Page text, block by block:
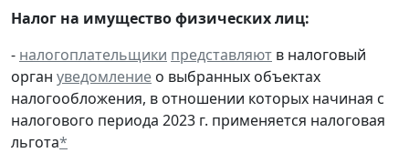
Налог на имущество физических лиц:
- налогоплательщики представляют в налоговый
орган уведомление о выбранных объектах
налогообложения, в отношении которых начиная с
налогового периода 2023 г. применяется налоговая
льгота*